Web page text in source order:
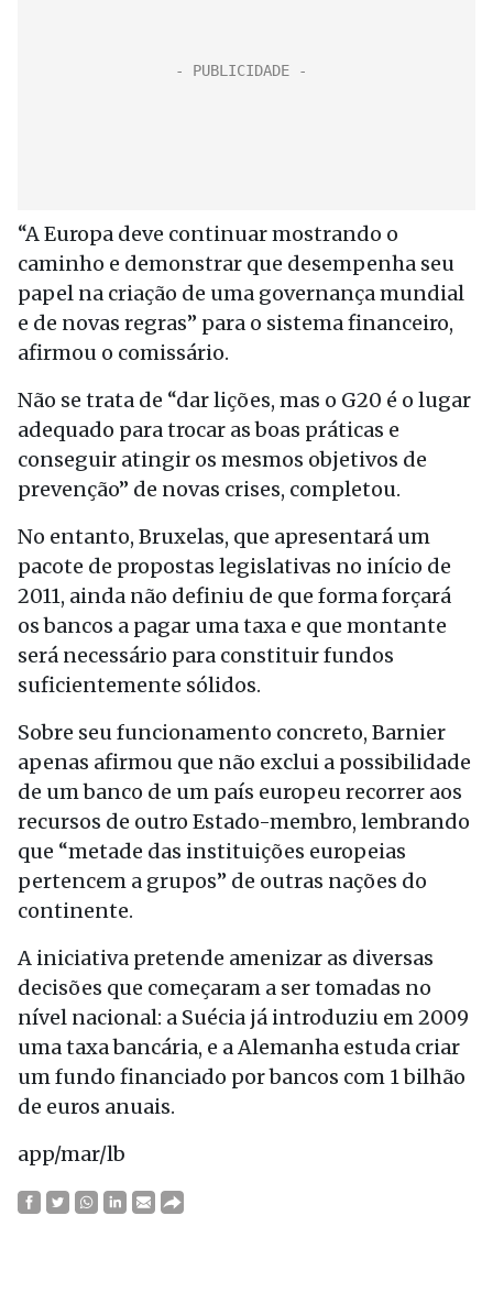
“A Europa deve continuar mostrando o
caminho e demonstrar que desempenha seu
papel na criação de uma governança mundial
e de novas regras” para o sistema financeiro,
afirmou o comissário.
Não se trata de “dar lições, mas o G20 é o lugar
adequado para trocar as boas práticas e
conseguir atingir os mesmos objetivos de
prevenção” de novas crises, completou.
No entanto, Bruxelas, que apresentará um
pacote de propostas legislativas no início de
2011, ainda não definiu de que forma forçará
os bancos a pagar uma taxa e que montante
será necessário para constituir fundos
suficientemente sólidos.
Sobre seu funcionamento concreto, Barnier
apenas afirmou que não exclui a possibilidade
de um banco de um país europeu recorrer aos
recursos de outro Estado-membro, lembrando
que “metade das instituições europeias
pertencem a grupos” de outras nações do
continente.
A iniciativa pretende amenizar as diversas
decisões que começaram a ser tomadas no
nível nacional: a Suécia já introduziu em 2009
uma taxa bancária, e a Alemanha estuda criar
um fundo financiado por bancos com 1 bilhão
de euros anuais.
app/mar/lb